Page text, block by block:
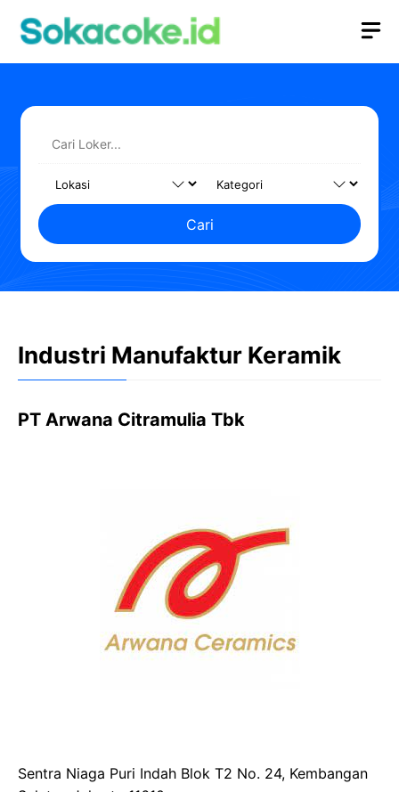
Cari
Industri Manufaktur Keramik
PT Arwana Citramulia Tbk
Sentra Niaga Puri Indah Blok T2 No. 24, Kembangan